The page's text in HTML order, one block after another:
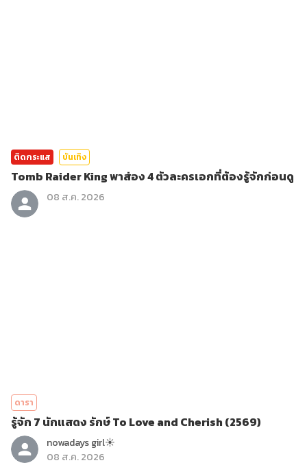
ติดกระแส บันเทิง
Tomb Raider King พาส่อง 4 ตัวละครเอกที่ต้องรู้จักก่อนดู
08 ส.ค. 2026
ดารา
รู้จัก 7 นักแสดง รักษ์ To Love and Cherish (2569)
nowadays girl☀︎︎
08 ส.ค. 2026